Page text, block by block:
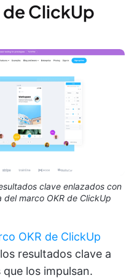
ClickUp
clave enlazados con
marco OKR de ClickUp
OKR de ClickUp
resultados clave a
los impulsan.